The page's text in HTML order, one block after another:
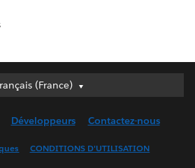
(France)
Français (France)
English (UK)
Développeurs Contactez-nous
CONDITIONS D'UTILISATION